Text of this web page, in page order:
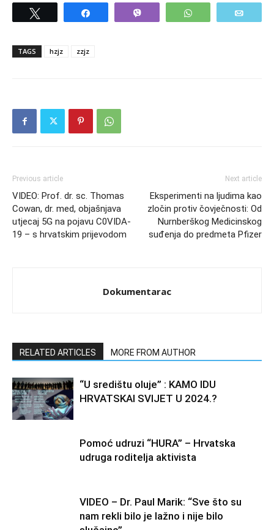
WhatsApp
TAGS hzjz zzjz
Previous article
VIDEO: Prof. dr. sc. Thomas
Cowan, dr. med, objašnjava
utjecaj 5G na pojavu C0VIDA-
19 – s hrvatskim prijevodom
Next article
Eksperimenti na ljudima kao
zločin protiv čovječnosti: Od
Nurnberškog Medicinskog
suđenja do predmeta Pfizer
Dokumentarac
RELATED ARTICLES MORE FROM AUTHOR
“U središtu oluje” : KAMO IDU
HRVATSKAI SVIJET U 2024.?
Pomoć udruzi “HURA” – Hrvatska
udruga roditelja aktivista
VIDEO – Dr. Paul Marik: “Sve što su
nam rekli bilo je lažno i nije bilo